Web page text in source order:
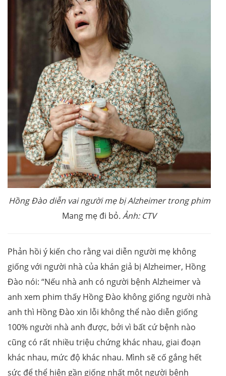
Hồng Đào diễn vai người mẹ bị Alzheimer trong phim
Mang mẹ đi bỏ. Ảnh: CTV
Phản hồi ý kiến cho rằng vai diễn người mẹ không
giống với người nhà của khán giả bị Alzheimer, Hồng
Đào nói: “Nếu nhà anh có người bệnh Alzheimer và
anh xem phim thấy Hồng Đào không giống người nhà
anh thì Hồng Đào xin lỗi không thể nào diễn giống
100% người nhà anh được, bởi vì bất cứ bệnh nào
cũng có rất nhiều triệu chứng khác nhau, giai đoạn
khác nhau, mức độ khác nhau. Mình sẽ cố gắng hết
sức để thể hiện gần giống nhất một người bệnh